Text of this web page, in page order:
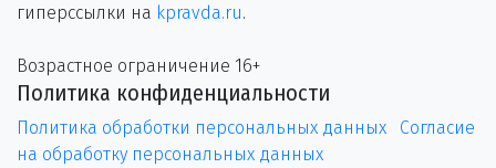
гиперссылки на kpravda.ru.
Возрастное ограничение 16+
Политика конфиденциальности
Политика обработки персональных данных
Согласие
на обработку персональных данных